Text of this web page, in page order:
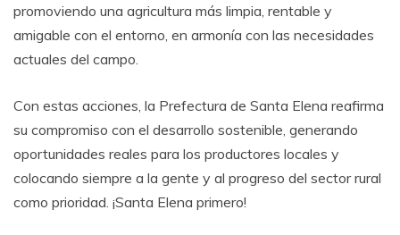
promoviendo una agricultura más limpia, rentable y
amigable con el entorno, en armonía con las necesidades
actuales del campo.
Con estas acciones, la Prefectura de Santa Elena reafirma
su compromiso con el desarrollo sostenible, generando
oportunidades reales para los productores locales y
colocando siempre a la gente y al progreso del sector rural
como prioridad. ¡Santa Elena primero!